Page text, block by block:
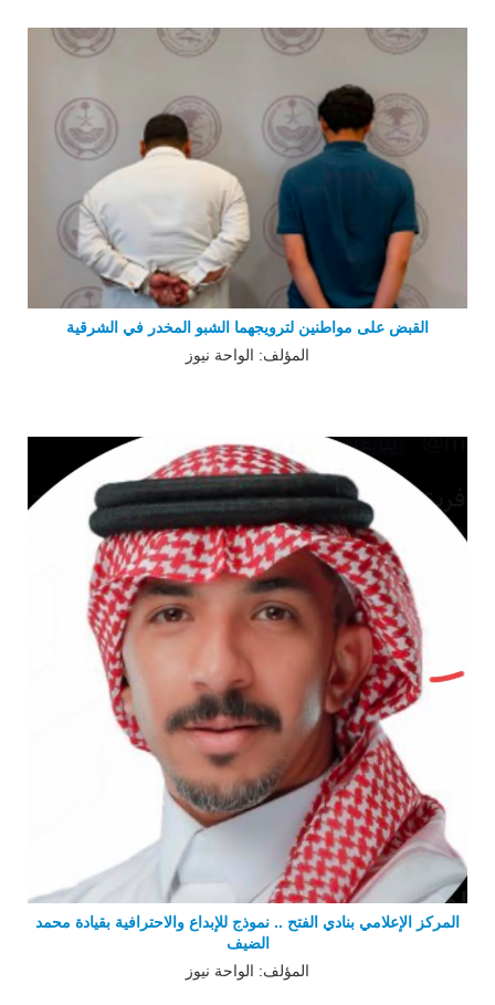
القبض على مواطنين لترويجهما الشبو المخدر في الشرقية
المؤلف: الواحة نيوز
المركز الإعلامي بنادي الفتح .. نموذج للإبداع والاحترافية بقيادة محمد
الضيف
المؤلف: الواحة نيوز